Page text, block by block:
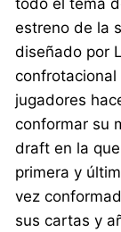
estreno de la
diseñado por
confrotacional
jugadores
conformar su
draft en la
primera y
vez
sus cartas y